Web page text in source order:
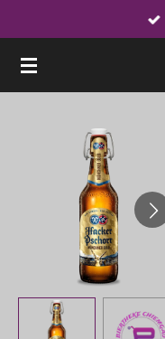
springen